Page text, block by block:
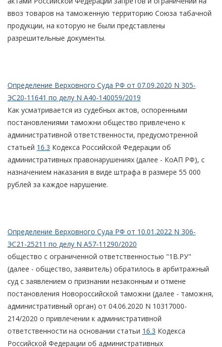
ввоз товаров на таможенную территорию Союза табачной
продукции, на которую не были представлены
разрешительные документы.
Определение Верховного Суда РФ от 07.09.2020 N 305-
ЭС20-11641 по делу N А40-140059/2019
Как усматривается из судебных актов, оспоренными
постановлениями таможни общество привлечено к
административной ответственности, предусмотренной
статьей 16.3 Кодекса Российской Федерации об
административных правонарушениях (далее - КоАП РФ), с
назначением наказания в виде штрафа в размере 55 000
рублей за каждое нарушение.
Определение Верховного Суда РФ от 10.01.2022 N 306-
ЭС21-25211 по делу N А57-11290/2020
общество с ограниченной ответственностью "1В.РУ"
(далее - общество, заявитель) обратилось в арбитражный
суд с заявлением о признании незаконным и отмене
постановления Новороссийской таможни (далее - таможня,
административный орган) от 04.06.2020 N 10317000-
214/2020 о привлечении к административной
ответственности на основании статьи 16.3 Кодекса
Российской Федерации об административных